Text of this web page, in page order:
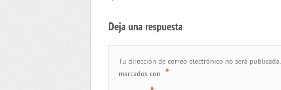
Deja una respuesta
Tu dirección de correo electrónico no será publicada.
marcados con *